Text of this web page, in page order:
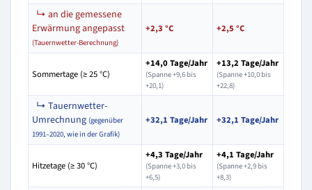
↳ an die gemessene
Erwärmung angepasst
(Tauernwetter-Berechnung)
+2,3 °C +2,5 °C
Sommertage (≥ 25 °C)
+14,0 Tage/Jahr
(Spanne +9,6 bis
+20,1)
+13,2 Tage/Jahr
(Spanne +10,0 bis
+22,8)
↳ Tauernwetter-
Umrechnung (gegenüber
1991–2020, wie in der Grafik)
+32,1 Tage/Jahr +32,1 Tage/Jahr
Hitzetage (≥ 30 °C)
+4,3 Tage/Jahr
(Spanne +3,0 bis
+6,5)
+4,1 Tage/Jahr
(Spanne +2,9 bis
+8,3)